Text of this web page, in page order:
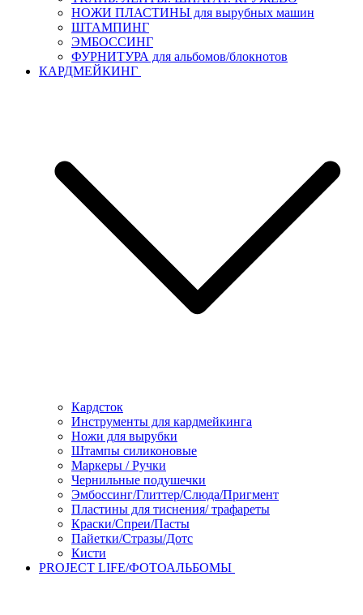
НОЖИ ПЛАСТИНЫ для вырубных машин
ШТАМПИНГ
ЭМБОССИНГ
ФУРНИТУРА для альбомов/блокнотов
КАРДМЕЙКИНГ
Кардсток
Инструменты для кардмейкинга
Ножи для вырубки
Штампы силиконовые
Маркеры / Ручки
Чернильные подушечки
Эмбоссинг/Глиттер/Слюда/Пригмент
Пластины для тиснения/ трафареты
Краски/Спреи/Пасты
Пайетки/Стразы/Дотс
Кисти
PROJECT LIFE/ФОТОАЛЬБОМЫ